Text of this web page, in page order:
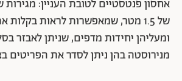
אחסון פנטסטיים לטובת העניין: מגירות
של 1.5 מטר, שמאפשרות לראות
ומעליהן יחידות מדפים, שניתן לאבזר
מנירוסטה בהן ניתן לסדר את הפריטים